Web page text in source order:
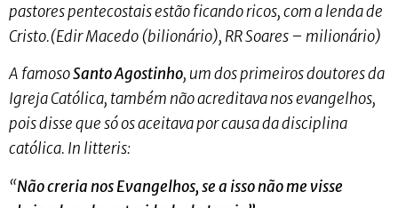
pastores pentecostais estão ficando ricos, com a lenda de
Cristo.(Edir Macedo (bilionário), RR Soares – milionário)
A famosoSanto Agostinho, um dos primeiros doutores da
Igreja Católica, também não acreditava nos evangelhos,
pois disse que só os aceitava por causa da disciplina
católica. In litteris:
“Não creria nos Evangelhos, se a isso não me visse